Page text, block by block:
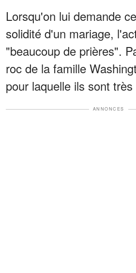
Lorsqu'on lui demande
solidité d'un mariage,
"beaucoup de prières".
roc de la famille
pour laquelle ils sont
ANNONCES